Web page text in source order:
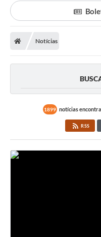
Notícias
1899 notícias
RSS